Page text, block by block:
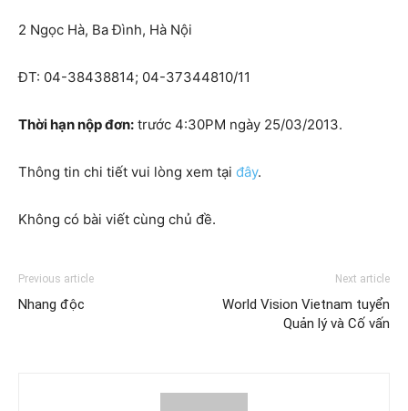
2 Ngọc Hà, Ba Đình, Hà Nội
ĐT: 04-38438814; 04-37344810/11
Thời hạn nộp đơn: trước 4:30PM ngày 25/03/2013.
Thông tin chi tiết vui lòng xem tại đây.
Không có bài viết cùng chủ đề.
Previous article
Nhang độc
Next article
World Vision Vietnam tuyển
Quản lý và Cố vấn